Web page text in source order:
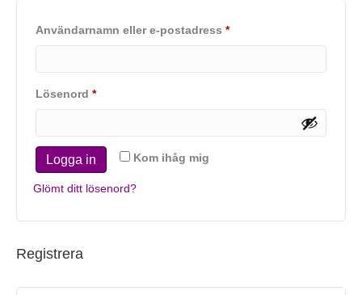
Användarnamn eller e-postadress *Obligatoriskt
Lösenord *Obligatoriskt
Kom ihåg mig
Logga in
Glömt ditt lösenord?
Registrera